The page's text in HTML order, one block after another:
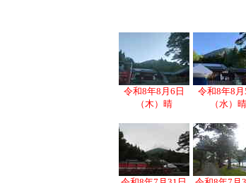
令和8年8月6日
（木）晴
令和8年8月
（水）晴